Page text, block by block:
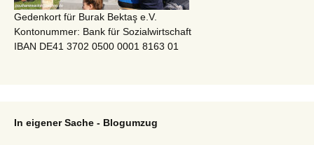
Gedenkort für Burak Bektaş e.V.
Kontonummer: Bank für Sozialwirtschaft
IBAN DE41 3702 0500 0001 8163 01
In eigener Sache - Blogumzug